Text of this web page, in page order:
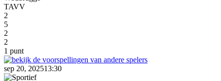
TAVV
2
5
2
2
1 punt
sep 20, 202513:30